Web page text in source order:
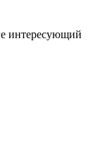
интересующий